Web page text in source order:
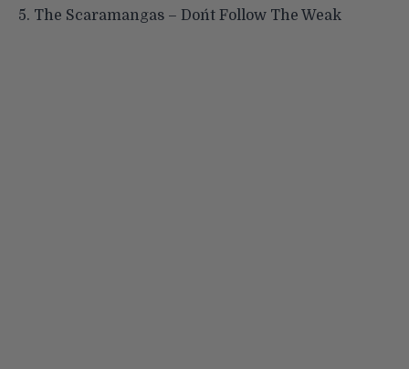
5. The Scaramangas – Don´t Follow The Weak